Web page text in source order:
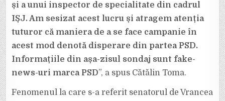
și a unui inspector de specialitate din cadrul
IȘJ. Am sesizat acest lucru și atragem atenția
tuturor că maniera de a se face campanie în
acest mod denotă disperare din partea PSD.
Informațiile din așa-zisul sondaj sunt fake-
news-uri marca PSD”, a spus Cătălin Toma.
Fenomenul la care s-a referit senatorul de Vrancea